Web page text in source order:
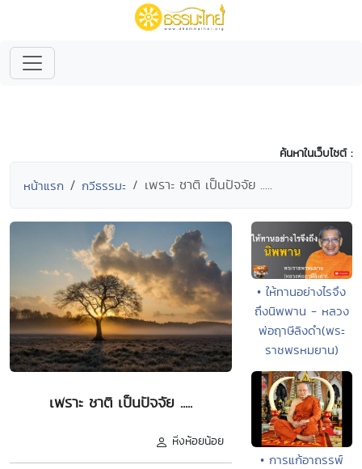
ค้นหาในเว็บไซต์ :
หน้าแรก กวีธรรมะ เพราะ ชาติ เป็นปัจจัย .....
เพราะ ชาติ เป็นปัจจัย .....
หิ่งห้อยน้อย
• ให้ทานอย่างไรจึง
ถึงนิพพาน - หลวง
พ่อฤาษีลิงดำ(พระ
ราชพรหมยาน)
• การแก้อาถรรพ์